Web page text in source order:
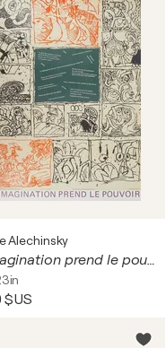
Alechinsky
L'imagination prend le pouvoir (Mai 68), Affiche en lithographie originale
$US